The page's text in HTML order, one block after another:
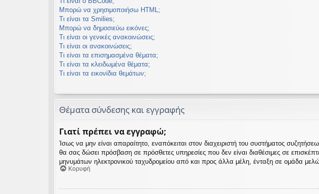
Μπορώ να χρησιμοποιήσω HTML;
Τι είναι τα Smilies;
Μπορώ να δημοσιεύω εικόνες;
Τι είναι οι γενικές ανακοινώσεις;
Τι είναι οι ανακοινώσεις;
Τι είναι τα επισημασμένα θέματα;
Τι είναι τα κλειδωμένα θέματα;
Τι είναι τα εικονίδια θεμάτων;
Θέματα σύνδεσης και εγγραφής
Γιατί πρέπει να εγγραφώ;
Ίσως να μην είναι απαραίτητο, εναπόκειται στον διαχειριστή του συστήματος
θα σας δώσει πρόσβαση σε πρόσθετες υπηρεσίες που δεν είναι διαθέσιμες σε
μηνυμάτων ηλεκτρονικού ταχυδρομείου από και προς άλλα μέλη, ένταξη σε ομάδα
Κορυφή